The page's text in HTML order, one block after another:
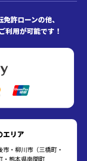
許ローンの他、
利用が可能です！
エリア
・柳川市（三橋町・
・熊本県南関町